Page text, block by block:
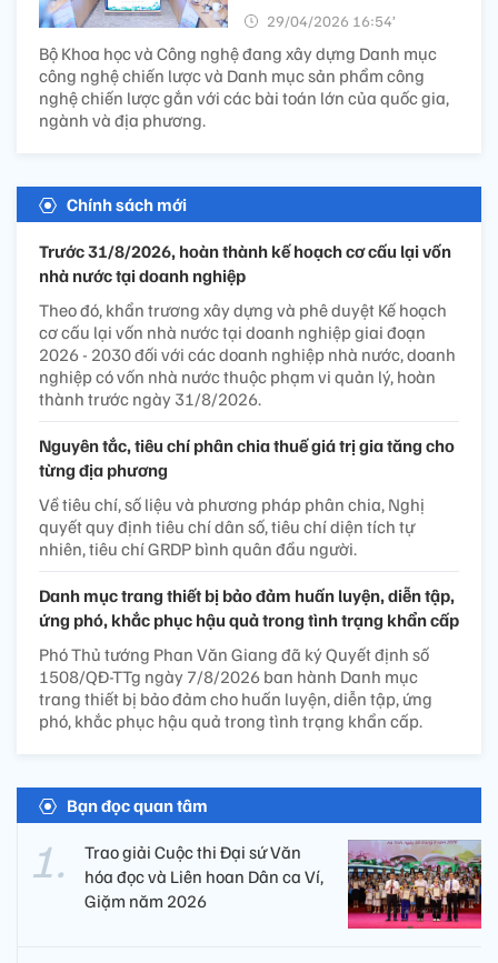
29/04/2026 16:54’
Bộ Khoa học và Công nghệ đang xây dựng Danh mục
công nghệ chiến lược và Danh mục sản phẩm công
nghệ chiến lược gắn với các bài toán lớn của quốc gia,
ngành và địa phương.
Chính sách mới
Trước 31/8/2026, hoàn thành kế hoạch cơ cấu lại vốn
nhà nước tại doanh nghiệp
Theo đó, khẩn trương xây dựng và phê duyệt Kế hoạch
cơ cấu lại vốn nhà nước tại doanh nghiệp giai đoạn
2026 - 2030 đối với các doanh nghiệp nhà nước, doanh
nghiệp có vốn nhà nước thuộc phạm vi quản lý, hoàn
thành trước ngày 31/8/2026.
Nguyên tắc, tiêu chí phân chia thuế giá trị gia tăng cho
từng địa phương
Về tiêu chí, số liệu và phương pháp phân chia, Nghị
quyết quy định tiêu chí dân số, tiêu chí diện tích tự
nhiên, tiêu chí GRDP bình quân đầu người.
Danh mục trang thiết bị bảo đảm huấn luyện, diễn tập,
ứng phó, khắc phục hậu quả trong tình trạng khẩn cấp
Phó Thủ tướng Phan Văn Giang đã ký Quyết định số
1508/QĐ-TTg ngày 7/8/2026 ban hành Danh mục
trang thiết bị bảo đảm cho huấn luyện, diễn tập, ứng
phó, khắc phục hậu quả trong tình trạng khẩn cấp.
Bạn đọc quan tâm
Trao giải Cuộc thi Đại sứ Văn
hóa đọc và Liên hoan Dân ca Ví,
Giặm năm 2026